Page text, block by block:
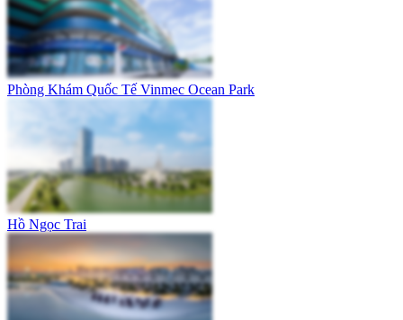
Phòng Khám Quốc Tế Vinmec Ocean Park
Hồ Ngọc Trai